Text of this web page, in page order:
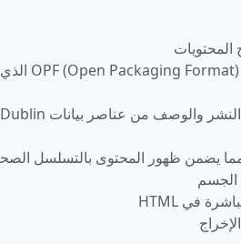
يشير إلى ملف OPF (Open Packaging Format) الذي
: استخراج العنوان والمؤلف والناشر واللغة وتاريخ النشر والوصف من عناصر بيانات Dublin